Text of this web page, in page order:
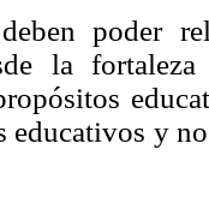
poder
la
educativos y